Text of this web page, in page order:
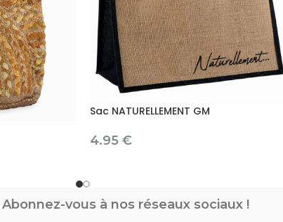
Sac NATURELLEMENT GM
4.95 €
Abonnez-vous à nos réseaux sociaux !